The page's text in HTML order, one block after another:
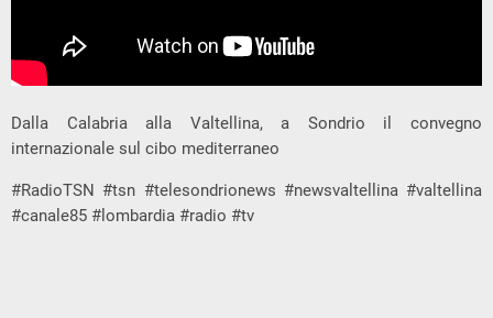
Dalla Calabria alla Valtellina, a Sondrio il convegno
internazionale sul cibo mediterraneo
#RadioTSN #tsn #telesondrionews #newsvaltellina #valtellina
#canale85 #lombardia #radio #tv